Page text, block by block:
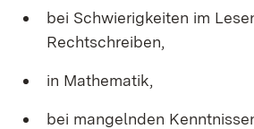
bei Schwierigkeiten im
Rechtschreiben,
in Mathematik,
bei mangelnden